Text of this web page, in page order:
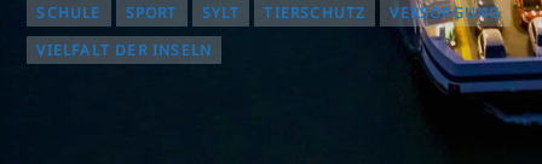
SCHULE
SPORT SYLT TIERSCHUTZ
VERSORGUNG
VIELFALT DER INSELN